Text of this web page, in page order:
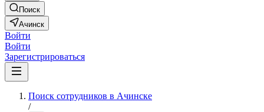
Поиск
Ачинск
Войти
Войти
Зарегистрироваться
Поиск сотрудников в Ачинске
/